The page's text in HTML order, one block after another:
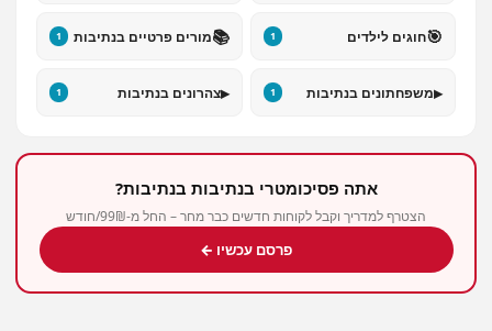
🎯חוגים לילדים 1
📚מורים פרטיים בנתיבות 1
▸משפחתונים בנתיבות 1
▸צהרונים בנתיבות 1
אתה פסיכומטרי בנתיבות בנתיבות?
הצטרף למדריך וקבל לקוחות חדשים כבר מחר – החל מ-99₪/חודש
פרסם עכשיו ←